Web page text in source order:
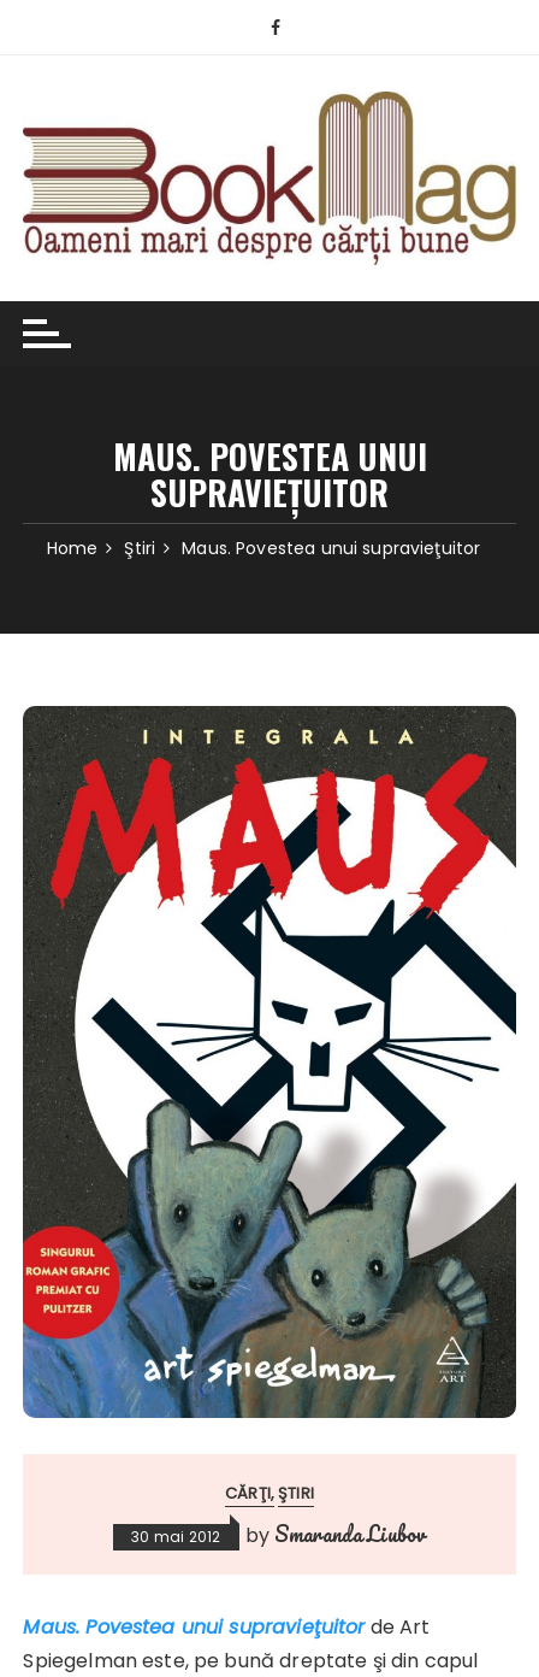
MAUS. POVESTEA UNUI
SUPRAVIEŢUITOR
Home Ştiri Maus. Povestea unui supravieţuitor
CĂRŢI ŞTIRI
30 mai 2012 by Smaranda Liubov
Maus. Povestea unui supravieţuitorde Art
Spiegelman este, pe bună dreptate şi din capul